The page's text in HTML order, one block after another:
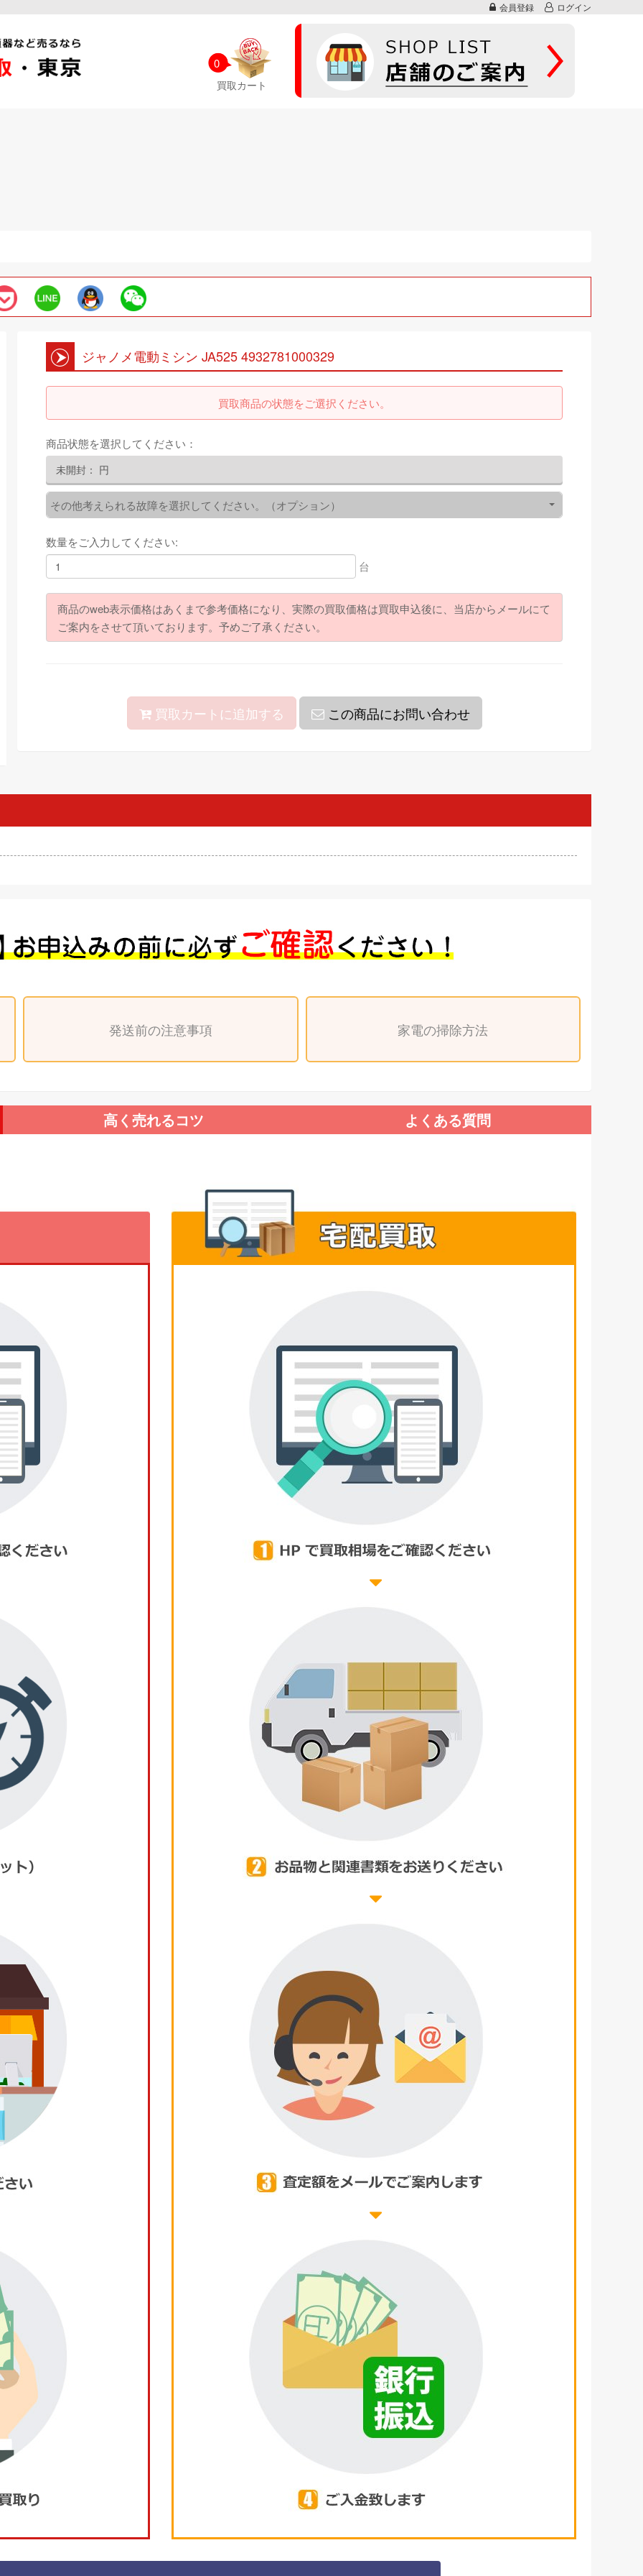
会員登録 ログイン
0
買取カート
ジャノメ電動ミシン JA525 4932781000329
買取商品の状態をご選択ください。
商品状態を選択してください：
未開封： 円
その他考えられる故障を選択してください。（オプション）
数量をご入力してください:
台
商品のweb表示価格はあくまで参考価格になり、実際の買取価格は買取申込後に、当店からメールにて
ご案内をさせて頂いております。予めご了承ください。
買取カートに追加する この商品にお問い合わせ
発送前の注意事項 家電の掃除方法
高く売れるコツ よくある質問